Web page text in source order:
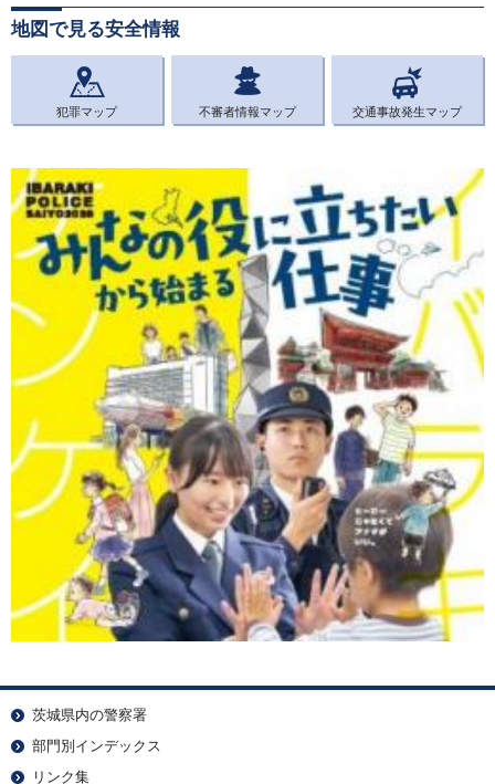
地図で見る安全情報
犯罪マップ 不審者情報マップ 交通事故発生マップ
茨城県内の警察署
部門別インデックス
リンク集